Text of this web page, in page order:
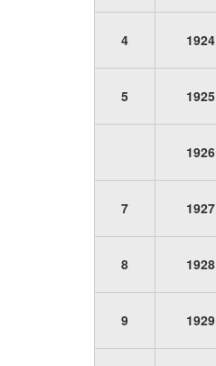
4 1924
5 1925
1926
7 1927
8 1928
9 1929